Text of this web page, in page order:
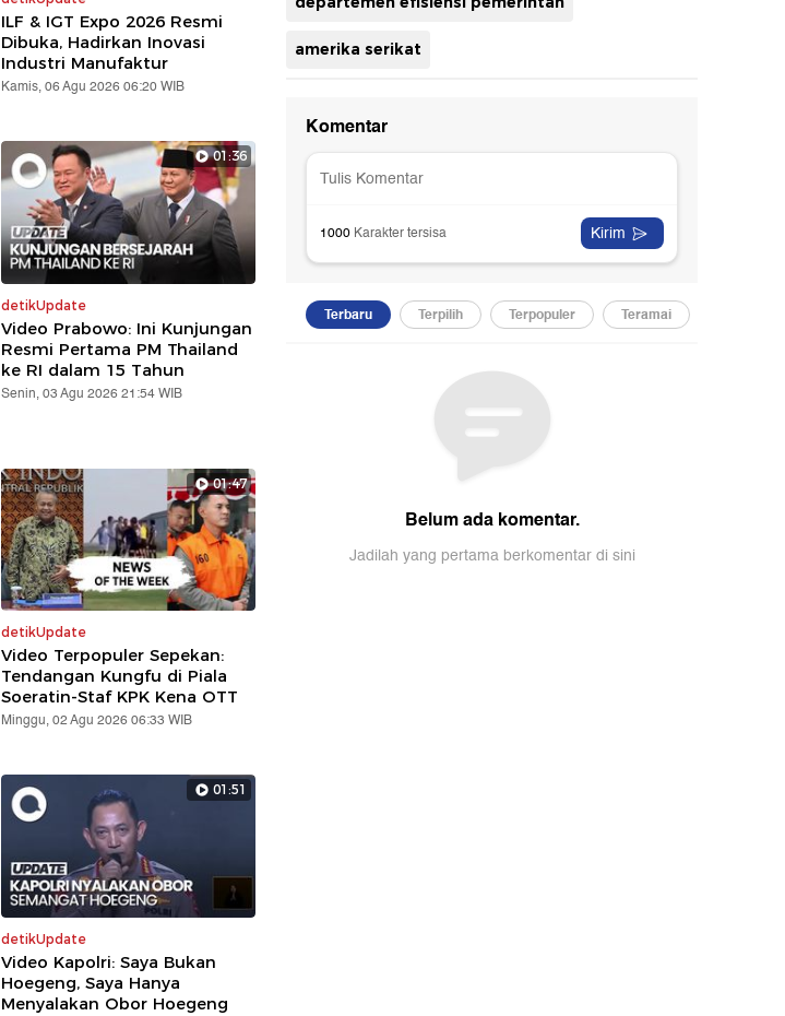
ILF & IGT Expo 2026 Resmi
Dibuka, Hadirkan Inovasi
Industri Manufaktur
Kamis, 06 Agu 2026 06:20 WIB
01:36
detikUpdate
Video Prabowo: Ini Kunjungan
Resmi Pertama PM Thailand
ke RI dalam 15 Tahun
Senin, 03 Agu 2026 21:54 WIB
01:47
detikUpdate
Video Terpopuler Sepekan:
Tendangan Kungfu di Piala
Soeratin-Staf KPK Kena OTT
Minggu, 02 Agu 2026 06:33 WIB
01:51
detikUpdate
Video Kapolri: Saya Bukan
Hoegeng, Saya Hanya
Menyalakan Obor Hoegeng
amerika serikat